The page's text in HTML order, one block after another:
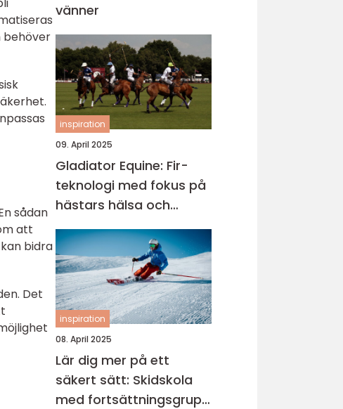
behöver
sådan
att
bidra
Det
vänner
inspiration
09. April 2025
Gladiator Equine: Fir-
teknologi med fokus på
hästars hälsa och
välbefinnande
inspiration
08. April 2025
Lär dig mer på ett
säkert sätt: Skidskola
med fortsättningsgrupp